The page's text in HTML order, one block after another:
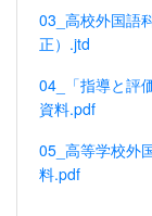
03_高校外国語
正）.jtd
04_「指導と評
資料.pdf
05_高等学校外
料.pdf